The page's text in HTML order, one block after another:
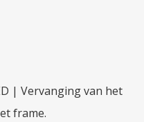
| Vervanging van het
frame.